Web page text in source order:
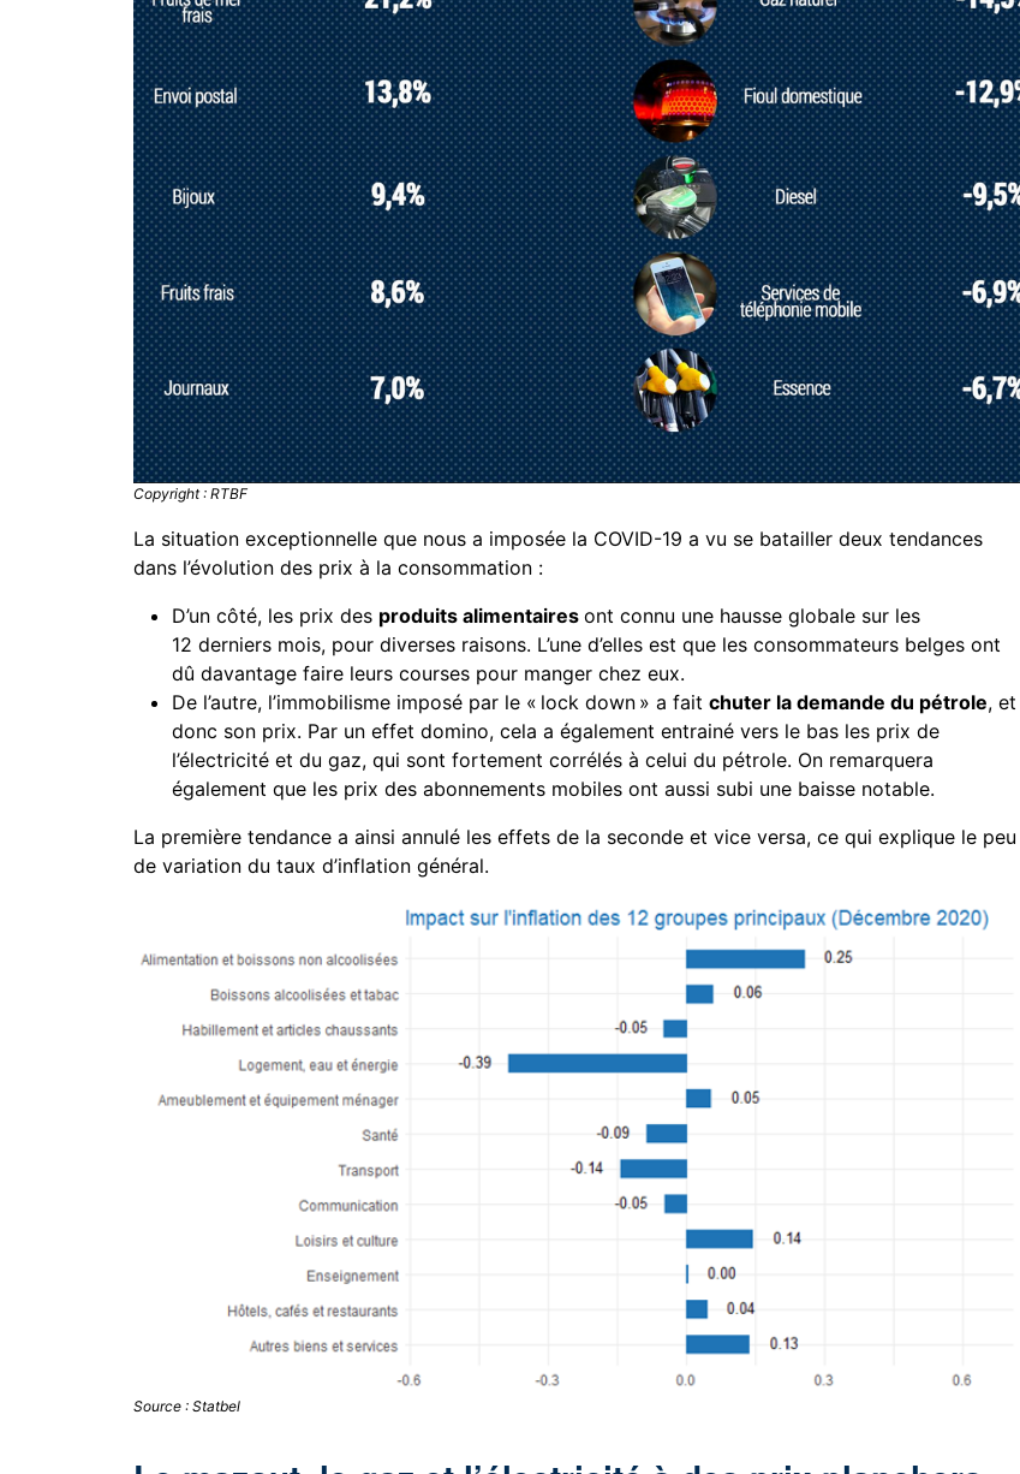
Copyright : RTBF
La situation exceptionnelle que nous a imposée la COVID-19 a vu se batailler deux tendances
dans l’évolution des prix à la consommation :
D’un côté, les prix des produits alimentairesont connu une hausse globale sur les
12 derniers mois, pour diverses raisons. L’une d’elles est que les consommateurs belges ont
dû davantage faire leurs courses pour manger chez eux.
De l’autre, l’immobilisme imposé par le « lock down » a faitchuter la demande du pétrole, et
donc son prix. Par un effet domino, cela a également entrainé vers le bas les prix de
l’électricité et du gaz, qui sont fortement corrélés à celui du pétrole. On remarquera
également que les prix des abonnements mobiles ont aussi subi une baisse notable.
La première tendance a ainsi annulé les effets de la seconde et vice versa, ce qui explique le peu
de variation du taux d’inflation général.
Source : Statbel